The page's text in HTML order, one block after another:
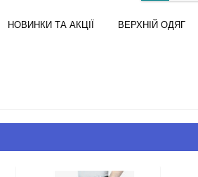
НОВИНКИ ТА АКЦІЇ ВЕРХНІЙ ОДЯГ